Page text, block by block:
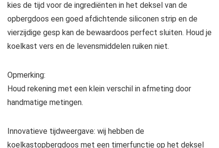
kies de tijd voor de ingrediënten in het deksel van de
opbergdoos een goed afdichtende siliconen strip en de
vierzijdige gesp kan de bewaardoos perfect sluiten. Houd je
koelkast vers en de levensmiddelen ruiken niet.
Opmerking:
Houd rekening met een klein verschil in afmeting door
handmatige metingen.
Innovatieve tijdweergave: wij hebben de
koelkastopbergdoos met een timerfunctie op het deksel